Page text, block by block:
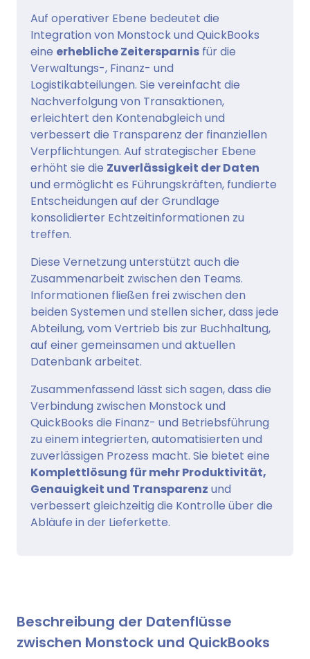
Auf operativer Ebene bedeutet die
Integration von Monstock und QuickBooks
eine erhebliche Zeitersparnis für die
Verwaltungs-, Finanz- und
Logistikabteilungen. Sie vereinfacht die
Nachverfolgung von Transaktionen,
erleichtert den Kontenabgleich und
verbessert die Transparenz der finanziellen
Verpflichtungen. Auf strategischer Ebene
erhöht sie die Zuverlässigkeit der Daten
und ermöglicht es Führungskräften, fundierte
Entscheidungen auf der Grundlage
konsolidierter Echtzeitinformationen zu
treffen.
Diese Vernetzung unterstützt auch die
Zusammenarbeit zwischen den Teams.
Informationen fließen frei zwischen den
beiden Systemen und stellen sicher, dass jede
Abteilung, vom Vertrieb bis zur Buchhaltung,
auf einer gemeinsamen und aktuellen
Datenbank arbeitet.
Zusammenfassend lässt sich sagen, dass die
Verbindung zwischen Monstock und
QuickBooks die Finanz- und Betriebsführung
zu einem integrierten, automatisierten und
zuverlässigen Prozess macht. Sie bietet eine
Komplettlösung für mehr Produktivität,
Genauigkeit und Transparenz und
verbessert gleichzeitig die Kontrolle über die
Abläufe in der Lieferkette.
Beschreibung der Datenflüsse
zwischen Monstock und QuickBooks